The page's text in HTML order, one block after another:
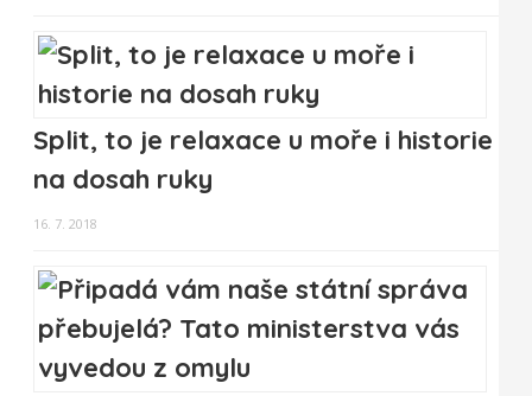
Split, to je relaxace u moře i historie
na dosah ruky
16. 7. 2018